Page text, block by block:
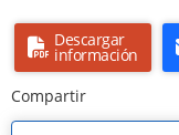
Descargar
información
Compartir